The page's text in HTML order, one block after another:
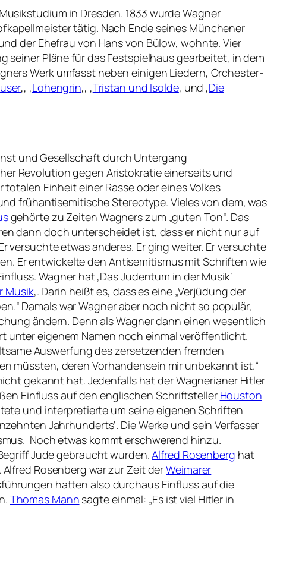
in Dresden. 1833 wurde Wagner
tätig. Nach Ende seines Münchener
der Ehefrau von Hans von Bülow, wohnte. Vier
seiner Pläne für das Festspielhaus gearbeitet, in dem
Werk umfasst neben einigen Liedern, Orchester-
‚, ‚Lohengrin‚, ‚Tristan und Isolde‚ und ‚Die
und Gesellschaft durch Untergang
Revolution gegen Aristokratie einerseits und
Einheit einer Rasse oder eines Volkes
frühantisemitische Stereotype. Vieles von dem, was
gehörte zu Zeiten Wagners zum „guten Ton“. Das
dann doch unterscheidet ist, dass er nicht nur auf
etwas anderes. Er ging weiter. Er versuchte
Er entwickelte den Antisemitismus mit Schriften wie
Wagner hat ‚Das Judentum in der Musik‘
Musik‚. Darin heißt es, dass es eine „Verjüdung der
“ Damals war Wagner aber noch nicht so populär,
ändern. Denn als Wagner dann einen wesentlich
eigenem Namen noch einmal veröffentlicht.
Auswerfung des zersetzenden fremden
müssten, deren Vorhandensein mir unbekannt ist.“
gekannt hat. Jedenfalls hat der Wagnerianer Hitler
Einfluss auf den englischen Schriftsteller Houston
und interpretierte um seine eigenen Schriften
Jahrhunderts‘. Die Werke und sein Verfasser
Noch etwas kommt erschwerend hinzu.
Jude gebraucht wurden.Alfred Rosenberg hat
Rosenberg war zur Zeit derWeimarer
hatten also durchaus Einfluss auf die
Thomas Mann sagte einmal: „Es ist viel Hitler in